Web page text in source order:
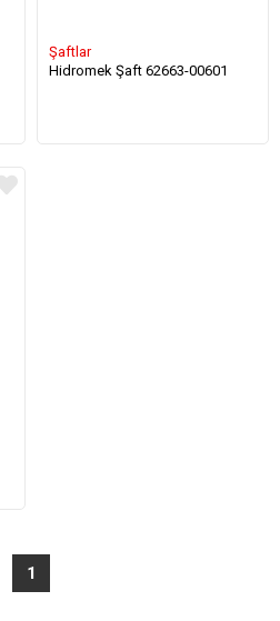
Şaftlar
Hidromek Şaft 62663-00601
1